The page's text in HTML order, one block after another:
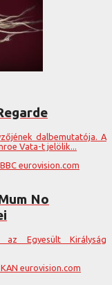
dalbemutatója. A
Vata-t jelölik...
No
Egyesült Királyság